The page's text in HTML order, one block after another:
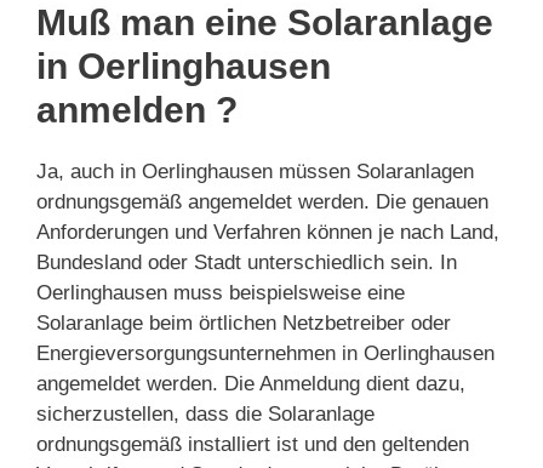
Muß man eine Solaranlage
in Oerlinghausen
anmelden ?
Ja, auch in Oerlinghausen müssen Solaranlagen
ordnungsgemäß angemeldet werden. Die genauen
Anforderungen und Verfahren können je nach Land,
Bundesland oder Stadt unterschiedlich sein. In
Oerlinghausen muss beispielsweise eine
Solaranlage beim örtlichen Netzbetreiber oder
Energieversorgungsunternehmen in Oerlinghausen
angemeldet werden. Die Anmeldung dient dazu,
sicherzustellen, dass die Solaranlage
ordnungsgemäß installiert ist und den geltenden